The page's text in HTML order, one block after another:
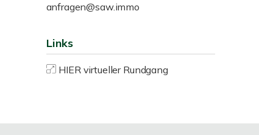
anfragen@saw.immo
Links
HIER virtueller Rundgang